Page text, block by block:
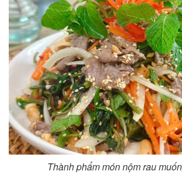
Thành phẩm món nộm rau